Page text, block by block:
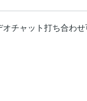
オチャット打ち合わ